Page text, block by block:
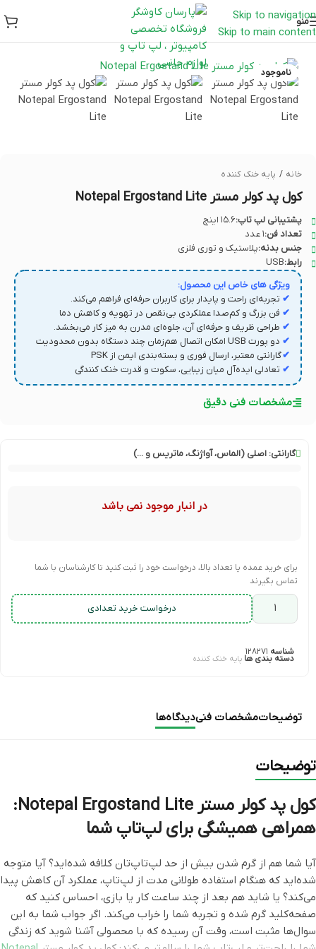
Skip to navigation
Skip to main content
منو
ناموجود
خانه / پایه خنک کننده
کول پد کولر مستر Notepal Ergostand Lite
پشتیبانی لپ تاپ:۱۵.۶ اینچ
تعداد فن:۱ عدد
جنس بدنه:پلاستیک و توری فلزی
رابط:USB
ویژگی های خاص این محصول:
✔ تجربه‌ای راحت و پایدار برای کاربران حرفه‌ای فراهم می‌کند.
✔ فن بزرگ و کم‌صدا عملکردی بی‌نقص در تهویه و کاهش دما
✔ طراحی ظریف و حرفه‌ای آن، جلوه‌ای مدرن به میز کار می‌بخشد.
✔ دو پورت USB امکان اتصال هم‌زمان چند دستگاه بدون محدودیت
✔گارانتی معتبر، ارسال فوری و بسته‌بندی ایمن از PSK
✔ تعادلی ایده‌آل میان زیبایی، سکوت و قدرت خنک‌ کنندگی
مشخصات فنی دقیق
گارانتی: اصلی (الماس، آواژنگ، ماتریس و ...)
در انبار موجود نمی باشد
برای خرید عمده یا تعداد بالا، درخواست خود را ثبت کنید تا کارشناسان با شما
تماس بگیرند
درخواست خرید تعدادی
شناسه ۱۲۸۲۷۱
دسته بندی ها پایه خنک کننده
توضیحاتمشخصات فنیدیدگاه‌ها
توضیحات
کول پد کولر مستر Notepal Ergostand Lite:
همراهی همیشگی برای لپ‌تاپ شما
آیا شما هم از گرم شدن بیش از حد لپ‌تاپ‌تان کلافه شده‌اید؟ آیا متوجه
شده‌اید که هنگام استفاده طولانی مدت از لپ‌تاپ، عملکرد آن کاهش پیدا
می‌کند؟ یا شاید هم بعد از چند ساعت کار یا بازی، احساس کنید که
صفحه‌کلید گرم شده و تجربه شما را خراب می‌کند. اگر جواب شما به این
سوال‌ها مثبت است، وقت آن رسیده که با محصولی آشنا شوید که زندگی